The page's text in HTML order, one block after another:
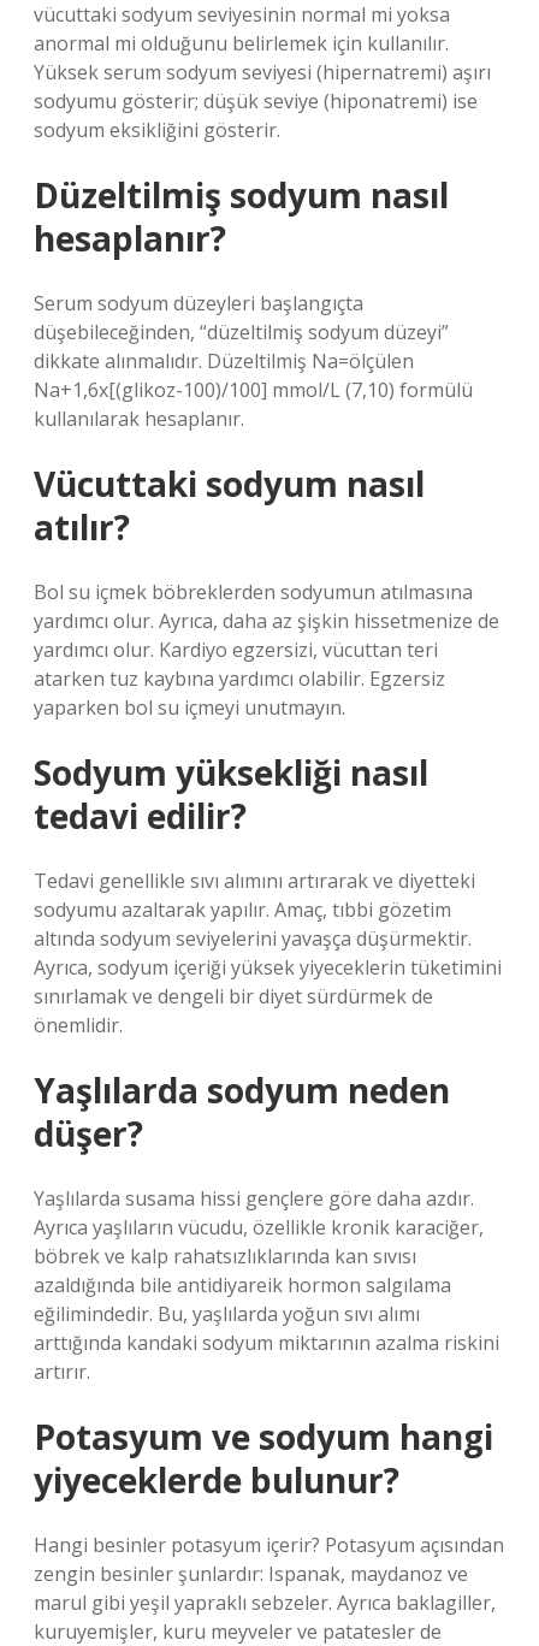
vücuttaki sodyum seviyesinin normal mi yoksa
anormal mi olduğunu belirlemek için kullanılır.
Yüksek serum sodyum seviyesi (hipernatremi) aşırı
sodyumu gösterir; düşük seviye (hiponatremi) ise
sodyum eksikliğini gösterir.
Düzeltilmiş sodyum nasıl
hesaplanır?
Serum sodyum düzeyleri başlangıçta
düşebileceğinden, “düzeltilmiş sodyum düzeyi”
dikkate alınmalıdır. Düzeltilmiş Na=ölçülen
Na+1,6x[(glikoz-100)/100] mmol/L (7,10) formülü
kullanılarak hesaplanır.
Vücuttaki sodyum nasıl
atılır?
Bol su içmek böbreklerden sodyumun atılmasına
yardımcı olur. Ayrıca, daha az şişkin hissetmenize de
yardımcı olur. Kardiyo egzersizi, vücuttan teri
atarken tuz kaybına yardımcı olabilir. Egzersiz
yaparken bol su içmeyi unutmayın.
Sodyum yüksekliği nasıl
tedavi edilir?
Tedavi genellikle sıvı alımını artırarak ve diyetteki
sodyumu azaltarak yapılır. Amaç, tıbbi gözetim
altında sodyum seviyelerini yavaşça düşürmektir.
Ayrıca, sodyum içeriği yüksek yiyeceklerin tüketimini
sınırlamak ve dengeli bir diyet sürdürmek de
önemlidir.
Yaşlılarda sodyum neden
düşer?
Yaşlılarda susama hissi gençlere göre daha azdır.
Ayrıca yaşlıların vücudu, özellikle kronik karaciğer,
böbrek ve kalp rahatsızlıklarında kan sıvısı
azaldığında bile antidiyareik hormon salgılama
eğilimindedir. Bu, yaşlılarda yoğun sıvı alımı
arttığında kandaki sodyum miktarının azalma riskini
artırır.
Potasyum ve sodyum hangi
yiyeceklerde bulunur?
Hangi besinler potasyum içerir? Potasyum açısından
zengin besinler şunlardır: Ispanak, maydanoz ve
marul gibi yeşil yapraklı sebzeler. Ayrıca baklagiller,
kuruyemişler, kuru meyveler ve patatesler de